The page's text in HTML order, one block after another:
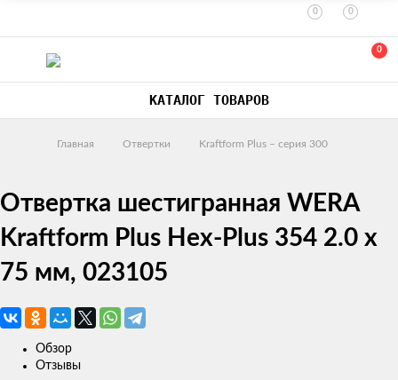
0 0
0
КАТАЛОГ ТОВАРОВ
Главная Отвертки Kraftform Plus – серия 300
Отвертка шестигранная WERA
Kraftform Plus Hex-Plus 354 2.0 x
75 мм, 023105
Обзор
Отзывы